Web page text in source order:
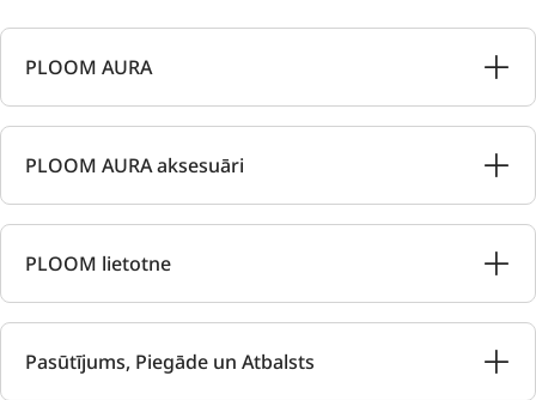
PLOOM AURA
PLOOM AURA aksesuāri
PLOOM lietotne
Pasūtījums, Piegāde un Atbalsts